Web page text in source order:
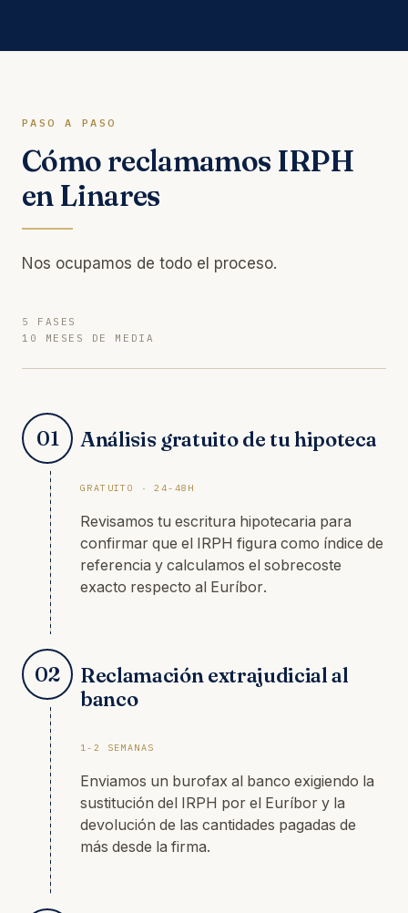
PASO A PASO
Cómo reclamamos IRPH
en Linares
Nos ocupamos de todo el proceso.
5 FASES
10 MESES DE MEDIA
01 Análisis gratuito de tu hipoteca
GRATUITO · 24-48H
Revisamos tu escritura hipotecaria para
confirmar que el IRPH figura como índice de
referencia y calculamos el sobrecoste
exacto respecto al Euríbor.
02
Reclamación extrajudicial al
banco
1-2 SEMANAS
Enviamos un burofax al banco exigiendo la
sustitución del IRPH por el Euríbor y la
devolución de las cantidades pagadas de
más desde la firma.